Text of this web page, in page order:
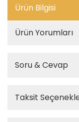
Ürün Bilgisi
Ürün Yorumları
Soru & Cevap
Taksit